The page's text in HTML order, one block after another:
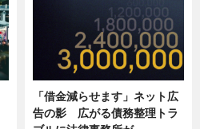
「借金減らせます」ネット広
告の影 広がる債務整理トラ